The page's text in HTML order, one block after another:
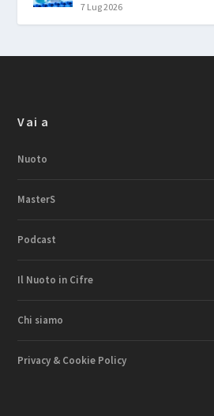
7 Lug 2026
Vai a
Nuoto
MasterS
Podcast
Il Nuoto in Cifre
Chi siamo
Privacy & Cookie Policy